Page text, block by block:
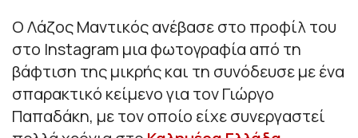
Ο Λάζος Μαντικός ανέβασε στο προφίλ του
στο Instagram μια φωτογραφία από τη
βάφτιση της μικρής και τη συνόδευσε με ένα
σπαρακτικό κείμενο για τον Γιώργο
Παπαδάκη, με τον οποίο είχε συνεργαστεί